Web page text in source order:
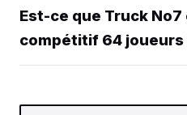
Est-ce que Truck
compétitif 64 joueurs